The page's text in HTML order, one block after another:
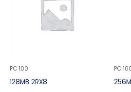
PC 100
128MB 2RX8
PC